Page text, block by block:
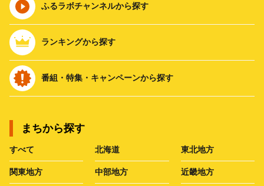
ふるラボチャンネルから探す
ランキングから探す
番組・特集・キャンペーンから探す
まちから探す
すべて 北海道 東北地方
関東地方 中部地方 近畿地方